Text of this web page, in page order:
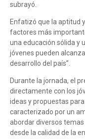
subrayó.
Enfatizó que la aptitud
factores más
una educación sólida y
jóvenes pueden
desarrollo del país”.
Durante la jornada, el
directamente con los
ideas y propuestas
caracterizado por un
abordar diversos
desde la calidad de la